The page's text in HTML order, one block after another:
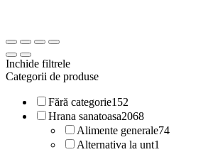
Inchide filtrele
Categorii de produse
Fără categorie152
Hrana sanatoasa2068
Alimente generale74
Alternativa la unt1